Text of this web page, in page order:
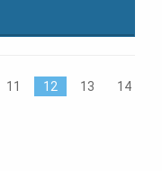
11 12 13
14